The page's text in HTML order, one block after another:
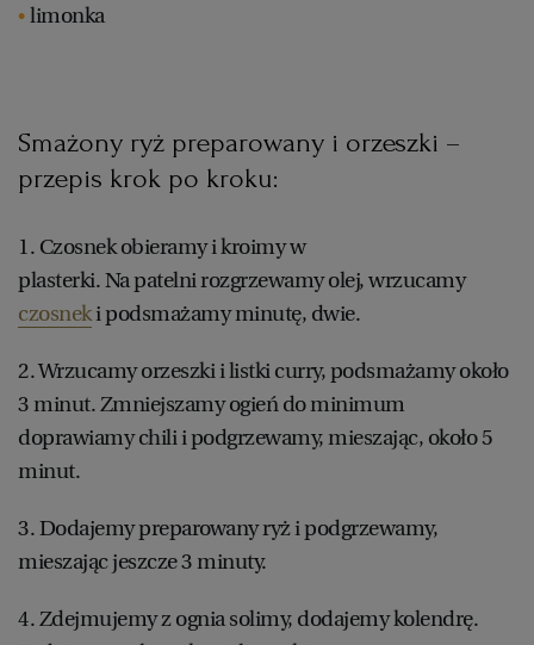
limonka
Smażony ryż preparowany i orzeszki –
przepis krok po kroku:
1. Czosnek obieramy i kroimy w
plasterki. Na patelni rozgrzewamy olej, wrzucamy
czosneki podsmażamy minutę, dwie.
2. Wrzucamy orzeszki i listki curry, podsmażamy około
3 minut. Zmniejszamy ogień do minimum
doprawiamy chili i podgrzewamy, mieszając, około 5
minut.
3. Dodajemy preparowany ryż i podgrzewamy,
mieszając jeszcze 3 minuty.
4. Zdejmujemy z ognia solimy, dodajemy kolendrę.